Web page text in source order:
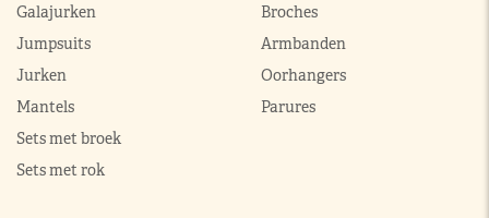
Galajurken
Jumpsuits
Jurken
Mantels
Sets met broek
Sets met rok
Broches
Armbanden
Oorhangers
Parures